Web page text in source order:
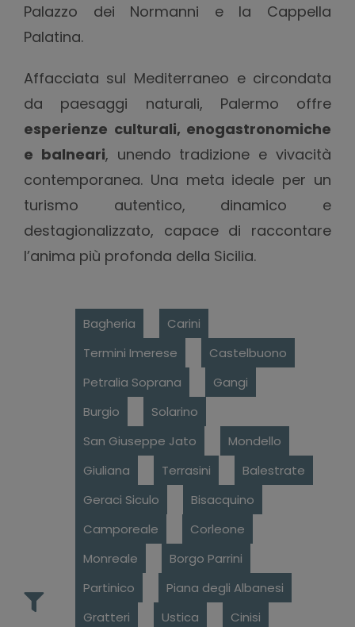
Palazzo dei Normanni e la Cappella
Palatina.
Affacciata sul Mediterraneo e circondata
da paesaggi naturali, Palermo offre
esperienze culturali, enogastronomiche
e balneari, unendo tradizione e vivacità
contemporanea. Una meta ideale per un
turismo autentico, dinamico e
destagionalizzato, capace di raccontare
l’anima più profonda della Sicilia.
Bagheria
Carini
Termini Imerese
Castelbuono
Petralia Soprana
Gangi
Burgio
Solarino
San Giuseppe Jato
Mondello
Giuliana
Terrasini
Balestrate
Geraci Siculo
Bisacquino
Camporeale
Corleone
Monreale
Borgo Parrini
Partinico
Piana degli Albanesi
Gratteri
Ustica Cinisi